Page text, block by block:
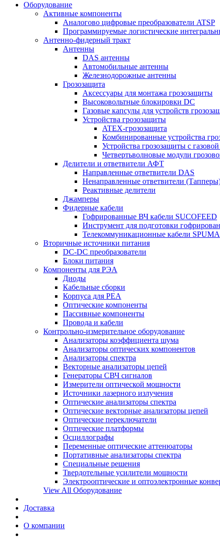
Оборудование
Активные компоненты
Аналогово цифровые преобразователи ATSP
Программируемые логистические
Антенно-фидерный тракт
Антенны
DAS антенны
Автомобильные антенны
Железнодорожные антенны
Грозозащита
Аксессуары для монтажа грозозащиты
Высоковольтные блокировки DC
Газовые капсулы для устройств
Устройства грозозащиты
ATEX-грозозащита
Комбинированные устройства
Устройства грозозащиты с
Четвертьволновые модули
Делители и ответвители АФТ
Направленные ответвители DAS
Ненаправленные ответвители
Реактивные делители
Джамперы
Фидерные кабели
Гофрированные ВЧ кабели SUCOFEED
Инструмент для подготовки
Телекоммуникационные кабели SPUMA
Вторичные источники питания
DC-DC преобразователи
Блоки питания
Компоненты для РЭА
Диоды
Кабельные сборки
Корпуса для РЕА
Оптические компоненты
Пассивные компоненты
Провода и кабели
Контрольно-измерительное оборудование
Анализаторы коэффициента шума
Анализаторы оптических компонентов
Анализаторы спектра
Векторные анализаторы цепей
Генераторы СВЧ сигналов
Измерители оптической мощности
Источники лазерного излучения
Оптические анализаторы спектра
Оптические векторные анализаторы цепей
Оптические переключатели
Оптические платформы
Осциллографы
Переменные оптические аттенюаторы
Портативные анализаторы спектра
Специальные решения
Твердотельные усилители мощности
Электрооптические и оптоэлектронные
View All Оборудование
Доставка
О компании